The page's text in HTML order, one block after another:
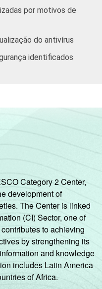
e
H, I, K e a seção O
a outubro de 2007.
os segmentos H
e O - Outros
e Pessoais (sem
e 91 - Atividades
variável este
por motivos de
do antivírus
identificados
Category 2 Center,
development of
The Center is linked
(CI) Sector, one of
to achieving
by strengthening its
and knowledge
includes Latin America
of Africa.